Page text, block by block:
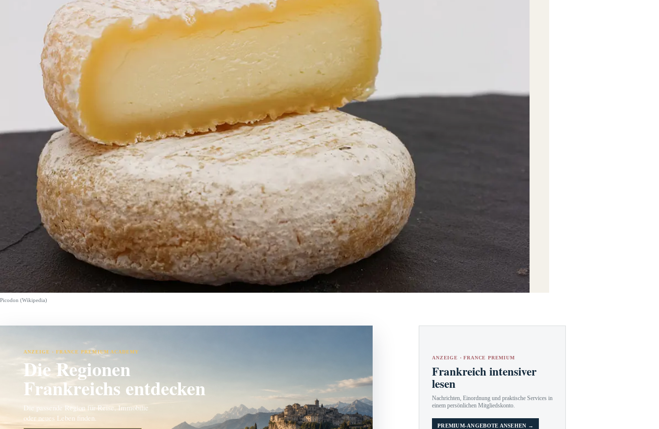
Picodon (Wikipedia)
ANZEIGE · FRANCE PREMIUM ACADEMY
Die Regionen
Frankreichs entdecken
Die passende Region für Reise, Immobilie
oder neues Leben finden.
ANZEIGE · FRANCE PREMIUM
Frankreich intensiver
lesen
Nachrichten, Einordnung und praktische Services in
einem persönlichen Mitgliedskonto.
PREMIUM-ANGEBOTE ANSEHEN →